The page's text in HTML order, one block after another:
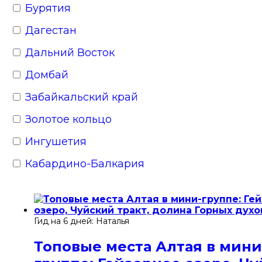
Якутия
Кавказ
Бурятия
Дагестан
Дальний Восток
Домбай
Забайкальский край
Золотое кольцо
Ингушетия
Кабардино-Балкария
Калинин­град­ская область
Калужская область
Гид на 6 дней: Наталья
Топовые места Алтая в